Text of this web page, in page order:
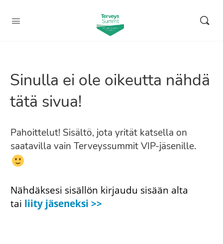
Sinulla ei ole oikeutta nähdä
tätä sivua!
Pahoittelut! Sisältö, jota yrität katsella on
saatavilla vain Terveyssummit VIP-jäsenille.
Nähdäksesi sisällön kirjaudu sisään alta
tai liity jäseneksi >>